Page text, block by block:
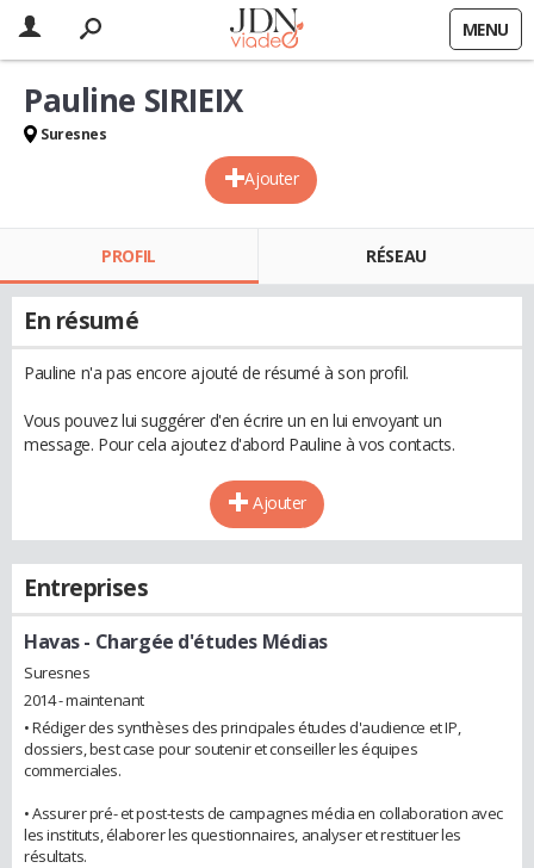
MENU
Ajouter
Pauline SIRIEIX
Suresnes
PROFIL RÉSEAU
En résumé
Pauline n'a pas encore ajouté de résumé à son profil.
Vous pouvez lui suggérer d'en écrire un en lui envoyant un
message. Pour cela ajoutez d'abord Pauline à vos contacts.
Ajouter
Entreprises
Havas- Chargée d'études Médias
Suresnes
2014 - maintenant
• Rédiger des synthèses des principales études d'audience et IP,
dossiers, best case pour soutenir et conseiller les équipes
commerciales.
• Assurer pré- et post-tests de campagnes média en collaboration avec
les instituts, élaborer les questionnaires, analyser et restituer les
résultats.